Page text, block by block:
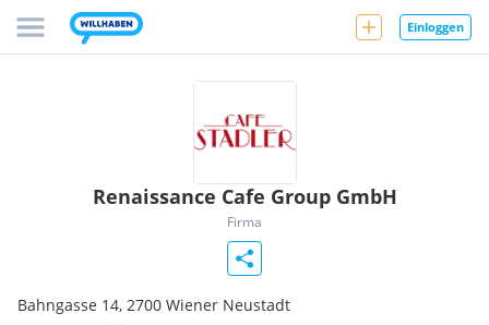
Einloggen
Renaissance Cafe Group GmbH
Firma
Bahngasse 14, 2700 Wiener Neustadt